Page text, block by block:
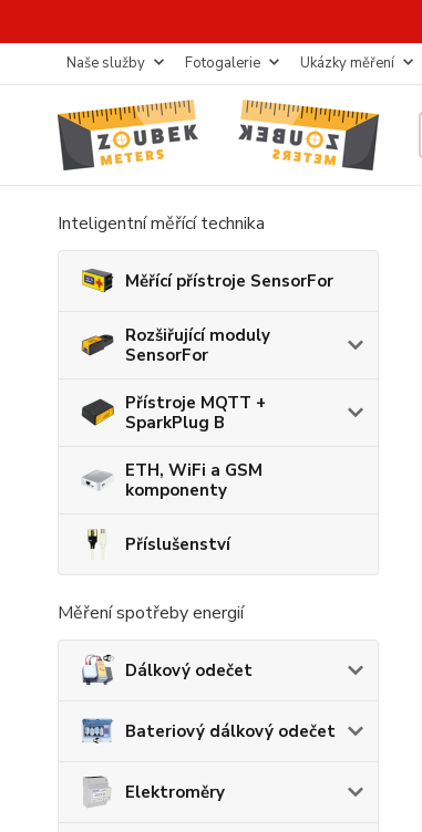
Naše služby Fotogalerie Ukázky měření
Inteligentní měřící technika
Měřící přístroje SensorFor
Rozšiřující moduly
SensorFor
Přístroje MQTT +
SparkPlug B
ETH, WiFi a GSM
komponenty
Příslušenství
Měření spotřeby energií
Dálkový odečet
Bateriový dálkový odečet
Elektroměry